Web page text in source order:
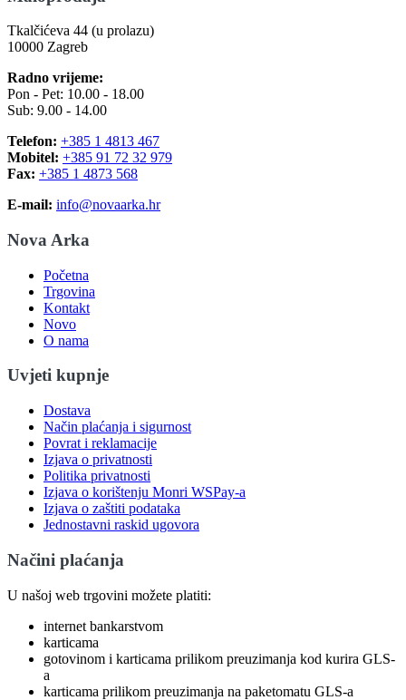
Tkalčićeva 44 (u prolazu)
10000 Zagreb
Radno vrijeme:
Pon - Pet: 10.00 - 18.00
Sub: 9.00 - 14.00
Telefon: +385 1 4813 467
Mobitel: +385 91 72 32 979
Fax: +385 1 4873 568
E-mail: info@novaarka.hr
Nova Arka
Početna
Trgovina
Kontakt
Novo
O nama
Uvjeti kupnje
Dostava
Način plaćanja i sigurnost
Povrat i reklamacije
Izjava o privatnosti
Politika privatnosti
Izjava o korištenju Monri WSPay-a
Izjava o zaštiti podataka
Jednostavni raskid ugovora
Načini plaćanja
U našoj web trgovini možete platiti:
internet bankarstvom
karticama
gotovinom i karticama prilikom preuzimanja kod kurira GLS-
a
karticama prilikom preuzimanja na paketomatu GLS-a